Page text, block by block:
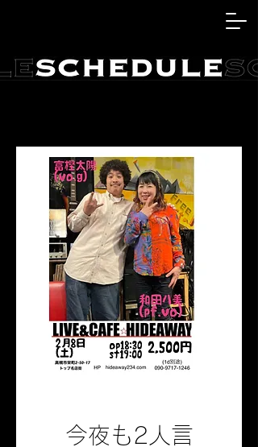
今夜も2人言